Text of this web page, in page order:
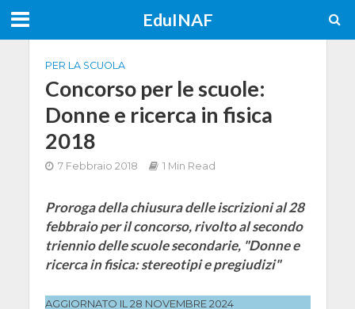
EduINAF
PER LA SCUOLA
Concorso per le scuole:
Donne e ricerca in fisica
2018
7 Febbraio 2018 1 Min Read
Proroga della chiusura delle iscrizioni al 28
febbraio per il concorso, rivolto al secondo
triennio delle scuole secondarie, "Donne e
ricerca in fisica: stereotipi e pregiudizi"
AGGIORNATO IL 28 NOVEMBRE 2024